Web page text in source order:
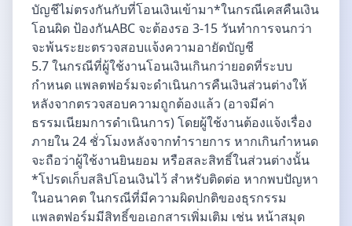
บัญชีไม่ตรงกันกับที่โอนเงินเข้ามา*ในกรณีเคสคืนเงิน
โอนผิด ป้องกันABC จะต้องรอ 3-15 วันทำการจนกว่า
จะพ้นระยะตรวจสอบแจ้งความอายัดบัญชี
5.7 ในกรณีที่ผู้ใช้งานโอนเงินเกินกว่ายอดที่ระบบ
กำหนด แพลตฟอร์มจะดำเนินการคืนเงินส่วนต่างให้
หลังจากตรวจสอบความถูกต้องแล้ว (อาจมีค่า
ธรรมเนียมการดำเนินการ) โดยผู้ใช้งานต้องแจ้งเรื่อง
ภายใน 24 ชั่วโมงหลังจากทำรายการ หากเกินกำหนด
จะถือว่าผู้ใช้งานยินยอม หรือสละสิทธิ์ในส่วนต่างนั้น
*โปรดเก็บสลิปโอนเงินไว้ สำหรับติดต่อ หากพบปัญหา
ในอนาคต ในกรณีที่มีความผิดปกติของธุรกรรม
แพลตฟอร์มมีสิทธิ์ขอเอกสารเพิ่มเติม เช่น หน้าสมุด